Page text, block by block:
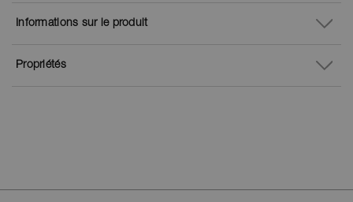
Propriétés
Informations sur le produit